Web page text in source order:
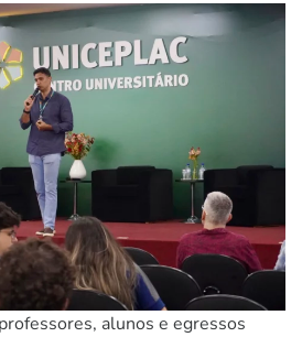
alunos e egressos